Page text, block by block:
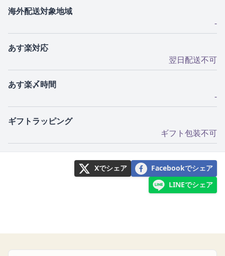
海外配送対象地域
-
あす楽対応
翌日配送不可
あす楽〆時間
-
ギフトラッピング
ギフト包装不可
Xでシェア
Facebookでシェア
LINEでシェア